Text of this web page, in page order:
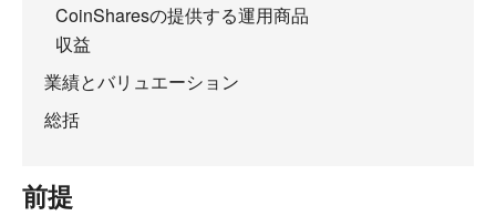
CoinSharesの提供する運用商品
収益
業績とバリュエーション
総括
前提